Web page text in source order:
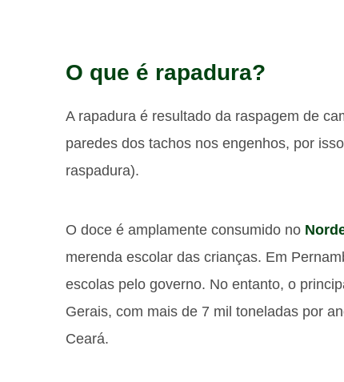
O que é rapadura?
A rapadura é resultado da raspagem de
paredes dos tachos nos engenhos, por
raspadura).
O doce é amplamente consumido no
merenda escolar das crianças. Em
escolas pelo governo. No entanto, o
Gerais, com mais de 7 mil toneladas por
Ceará.